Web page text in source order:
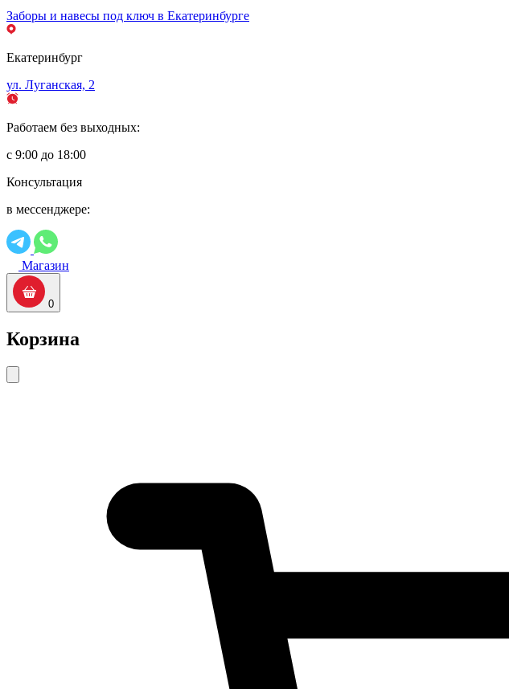
Заборы и навесы под ключ в Екатеринбурге
Екатеринбург
ул. Луганская, 2
Работаем без выходных:
с 9:00 до 18:00
Консультация
в мессенджере:
Магазин
0
Корзина